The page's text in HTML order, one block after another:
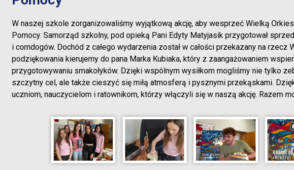
W naszej szkole zorganizowaliśmy wyjątkową akcję, aby wesprzeć Wielką
Pomocy. Samorząd szkolny, pod opieką Pani Edyty Matyjasik przygotował
i corndogów. Dochód z całego wydarzenia został w całości przekazany na rzecz
podziękowania kierujemy do pana Marka Kubiaka, który z zaangażowaniem
przygotowywaniu smakołyków. Dzięki wspólnym wysiłkom mogliśmy nie tylko
szczytny cel, ale także cieszyć się miłą atmosferą i pysznymi przekąskami.
uczniom, nauczycielom i ratownikom, którzy włączyli się w naszą akcję. Razem